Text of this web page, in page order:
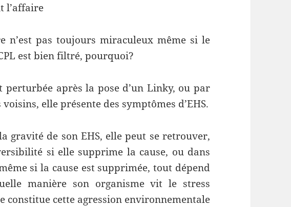
l’affaire
n’est pas toujours miraculeux même si le
est bien filtré, pourquoi?
perturbée après la pose d’un Linky, ou par
elle présente des symptômes d’EHS.
gravité de son EHS, elle peut se retrouver,
si elle supprime la cause, ou dans
si la cause est supprimée, tout dépend
manière son organisme vit le stress
cette agression environnementale